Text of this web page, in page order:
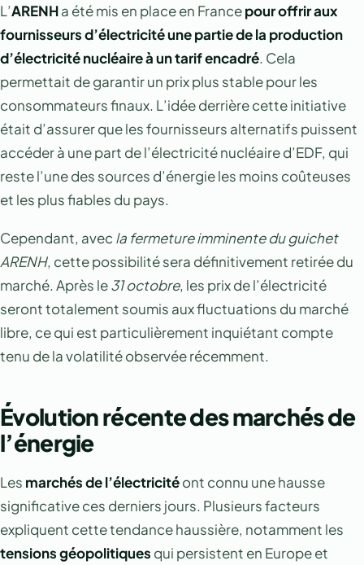
L’ARENHa été mis en place en Francepour offrir aux
fournisseurs d’électricité une partie de la production
d’électricité nucléaire à un tarif encadré. Cela
permettait de garantir un prix plus stable pour les
consommateurs finaux. L’idée derrière cette initiative
était d’assurer que les fournisseurs alternatifs puissent
accéder à une part de l’électricité nucléaire d’EDF, qui
reste l’une des sources d’énergie les moins coûteuses
et les plus fiables du pays.
Cependant, avec la fermeture imminente du guichet
ARENH, cette possibilité sera définitivement retirée du
marché. Après le31 octobre, les prix de l’électricité
seront totalement soumis aux fluctuations du marché
libre, ce qui est particulièrement inquiétant compte
tenu de la volatilité observée récemment.
Évolution récente des marchés de
l’énergie
Les marchés de l’électricitéont connu une hausse
significative ces derniers jours. Plusieurs facteurs
expliquent cette tendance haussière, notamment les
tensions géopolitiques qui persistent en Europe et